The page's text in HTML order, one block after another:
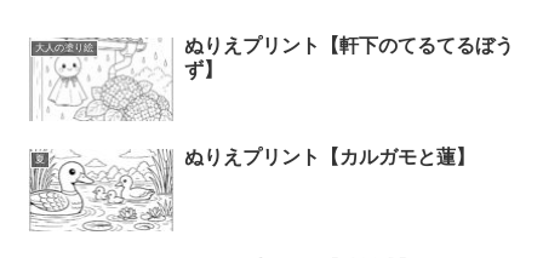
大人の塗り絵
ぬりえプリント【軒下のてるてるぼう
ず】
夏 ぬりえプリント【カルガモと蓮】